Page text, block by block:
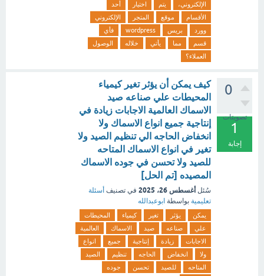
الإلكتروني،
يتم اختيار
أحد
الأقسام
موقع المتجر
الإلكتروني
وورد
بريس wordpress
فأي
قسم
مما يأتي خلاله
الوصول
العملاء؟
0
تصويتات
1
إجابة
كيف يمكن أن يؤثر تغير كيمياء
المحيطات علي صناعه صيد
الاسماك العالمية الاجابات زيادة في
إنتاجية جميع انواع الاسماك ولا
انخفاض الحاجه الي تنظيم الصيد ولا
تغير في انواع الاسماك المتاحه
للصيد ولا تحسن في جوده الاسماك
المصيده [تم الحل]
سُئل أغسطس 26، 2025 في تصنيف أسئلة
تعليمية بواسطة ابوعبدالله
يمكن يؤثر تغير كيمياء
المحيطات
علي
صناعه صيد الاسماك
العالمية
الاجابات
زيادة إنتاجية جميع
انواع
ولا
انخفاض الحاجه تنظيم
الصيد
المتاحه
للصيد تحسن
جوده